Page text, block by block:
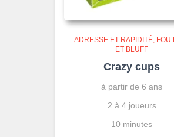
ADRESSE ET RAPIDITÉ FOU
ET BLUFF
Crazy cups
à partir de 6 ans
2 à 4 joueurs
10 minutes